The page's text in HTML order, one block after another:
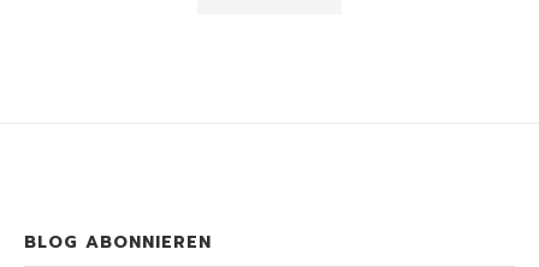
BLOG ABONNIEREN